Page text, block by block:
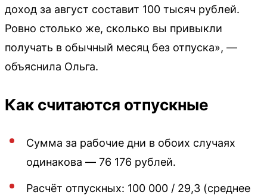
доход за август составит 100 тысяч рублей.
Ровно столько же, сколько вы привыкли
получать в обычный месяц без отпуска», —
объяснила Ольга.
Как считаются отпускные
Сумма за рабочие дни в обоих случаях
одинакова — 76 176 рублей.
Расчёт отпускных: 100 000 / 29,3 (среднее